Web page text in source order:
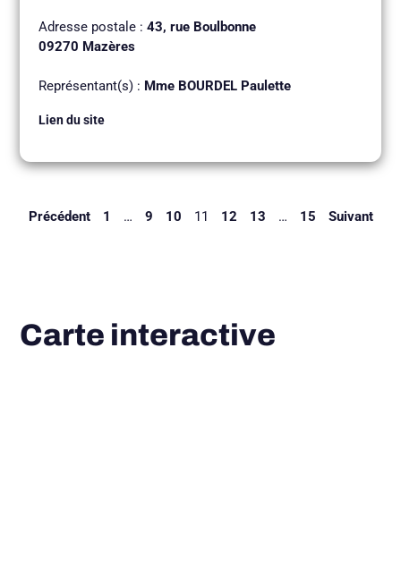
Adresse postale : 43, rue Boulbonne
09270 Mazères
Représentant(s) : Mme BOURDEL Paulette
Lien du site
Précédent 1 … 9 10 11 12 13 … 15 Suivant
Carte interactive